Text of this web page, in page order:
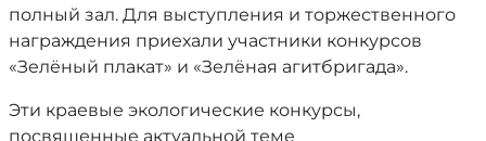
полный зал. Для выступления и торжественного
награждения приехали участники конкурсов
«Зелёный плакат» и «Зелёная агитбригада».
Эти краевые экологические конкурсы,
посвященные актуальной теме